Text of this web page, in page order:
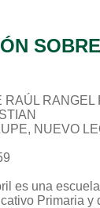
RAÚL RANGEL
NUEVO
es una
Primaria y